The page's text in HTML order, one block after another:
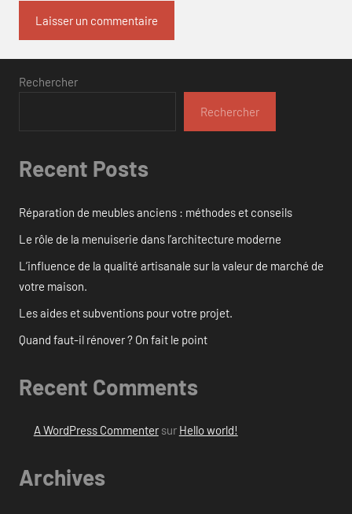
Rechercher
Rechercher
Recent Posts
Réparation de meubles anciens : méthodes et conseils
Le rôle de la menuiserie dans l’architecture moderne
L’influence de la qualité artisanale sur la valeur de marché de
votre maison.
Les aides et subventions pour votre projet.
Quand faut-il rénover ? On fait le point
Recent Comments
A WordPress Commentersur Hello world!
Archives